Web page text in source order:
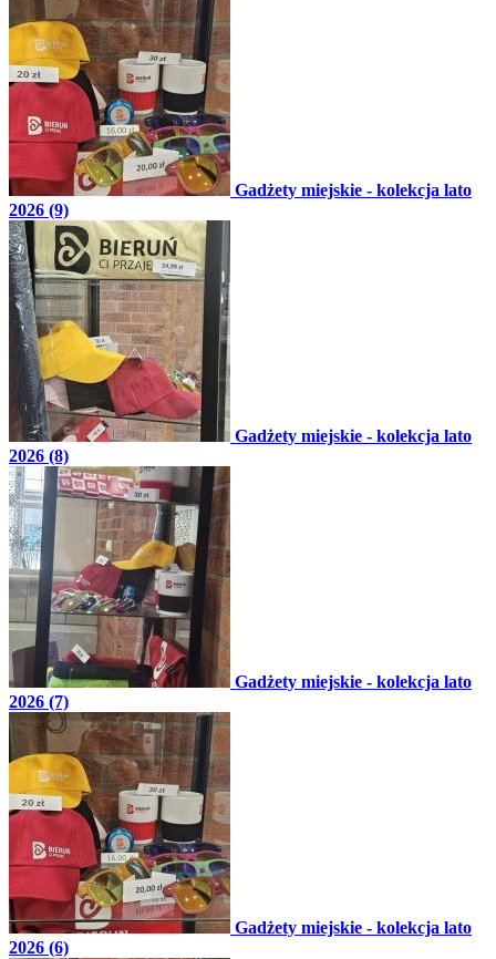
Gadżety miejskie - kolekcja lato
2026 (9)
Gadżety miejskie - kolekcja lato
2026 (8)
Gadżety miejskie - kolekcja lato
2026 (7)
Gadżety miejskie - kolekcja lato
2026 (6)